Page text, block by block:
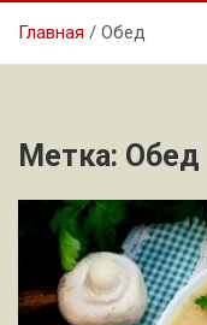
Главная Обед
Метка: Обед